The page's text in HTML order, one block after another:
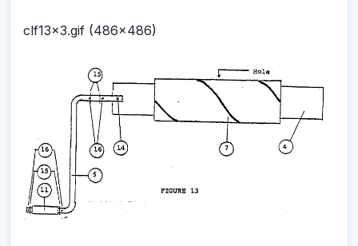
clf13x3.gif (486x486)